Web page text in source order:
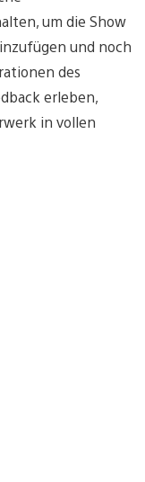
um die Show
und noch
des
erleben,
in vollen